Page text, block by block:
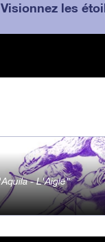
Visionnez les
Aquila - L'Aigle